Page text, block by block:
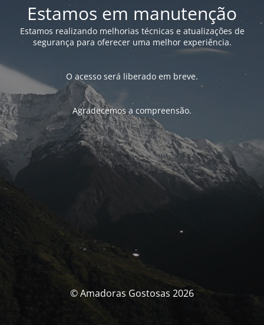
Estamos em manutenção
Estamos realizando melhorias técnicas e atualizações de
segurança para oferecer uma melhor experiência.
O acesso será liberado em breve.
Agradecemos a compreensão.
© Amadoras Gostosas 2026